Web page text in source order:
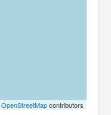
OpenStreetMapcontributors